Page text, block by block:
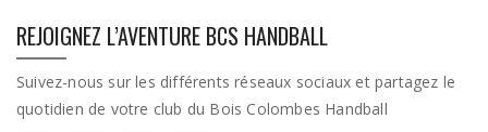
REJOIGNEZ L’AVENTURE BCS HANDBALL
Suivez-nous sur les différents réseaux sociaux et partagez le
quotidien de votre club du Bois Colombes Handball